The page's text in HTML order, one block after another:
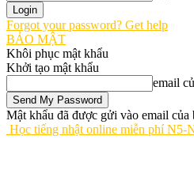
Forgot your password? Get help
BẢO MẬT
Khôi phục mật khẩu
Khởi tạo mật khẩu
email
Mật khẩu đã được gửi vào email của
Học tiếng nhật online miễn phí N5-